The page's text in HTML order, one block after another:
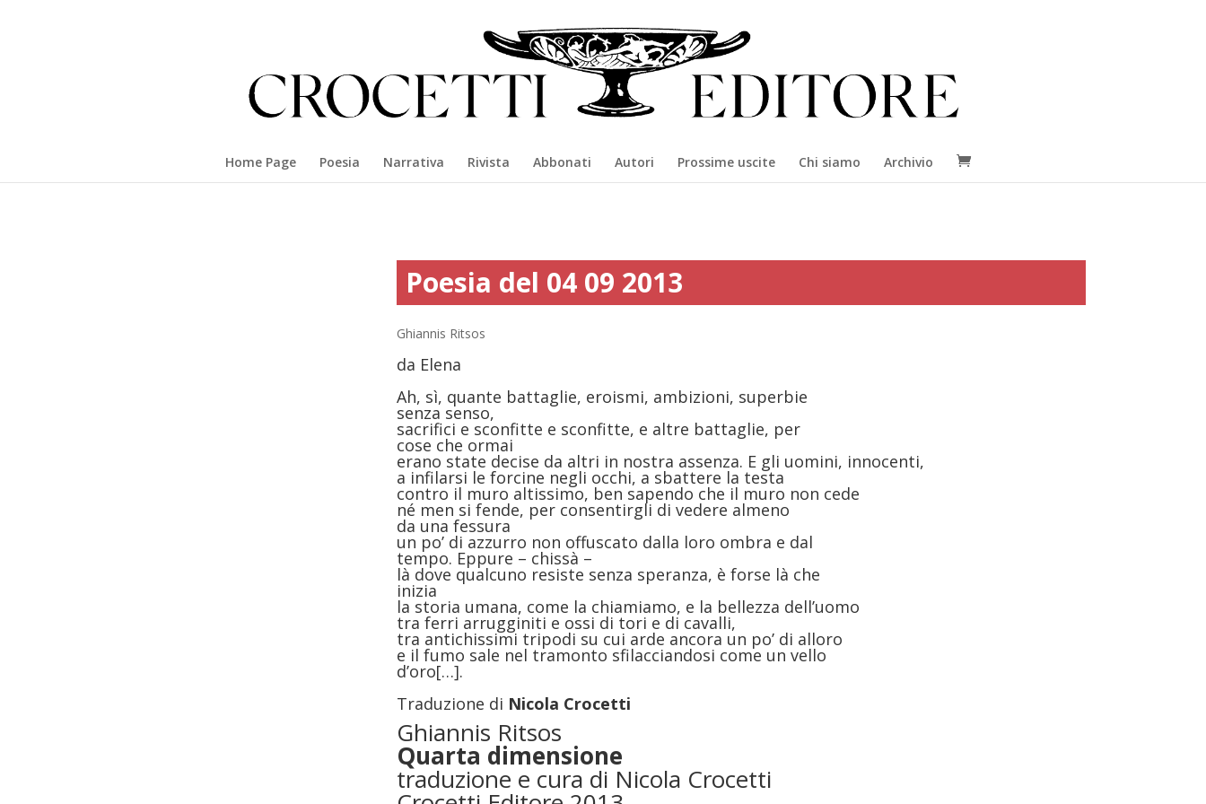
Home Page Poesia Narrativa Rivista Abbonati Autori Prossime uscite Chi siamo Archivio
Poesia del 04 09 2013
Ghiannis Ritsos
da Elena
Ah, sì, quante battaglie, eroismi, ambizioni, superbie
senza senso,
sacrifici e sconfitte e sconfitte, e altre battaglie, per
cose che ormai
erano state decise da altri in nostra assenza. E gli uomini, innocenti,
a infilarsi le forcine negli occhi, a sbattere la testa
contro il muro altissimo, ben sapendo che il muro non cede
né men si fende, per consentirgli di vedere almeno
da una fessura
un po’ di azzurro non offuscato dalla loro ombra e dal
tempo. Eppure – chissà –
là dove qualcuno resiste senza speranza, è forse là che
inizia
la storia umana, come la chiamiamo, e la bellezza dell’uomo
tra ferri arrugginiti e ossi di tori e di cavalli,
tra antichissimi tripodi su cui arde ancora un po’ di alloro
e il fumo sale nel tramonto sfilacciandosi come un vello
d’oro[…].
Traduzione di Nicola Crocetti
Ghiannis Ritsos
Quarta dimensione
traduzione e cura di Nicola Crocetti